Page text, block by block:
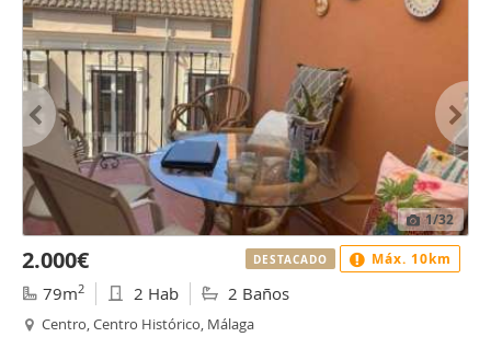
1/32
2.000€
79m2 2 Hab 2 Baños
Centro, Centro Histórico, Málaga
DESTACADO Máx. 10km